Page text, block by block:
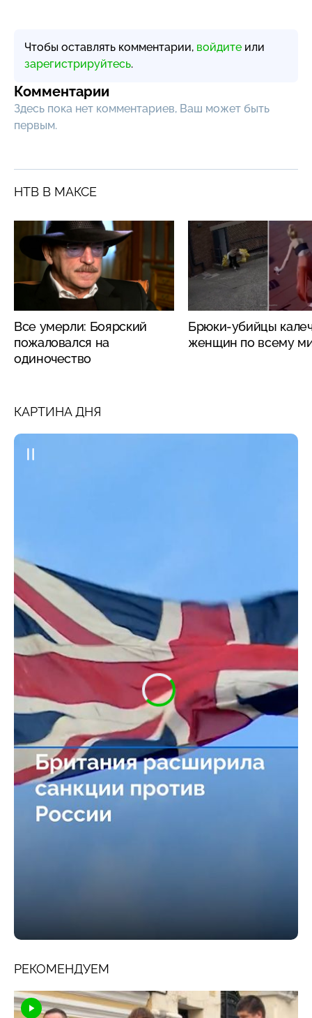
Чтобы оставлять комментарии, войдите или
зарегистрируйтесь.
Комментарии
Здесь пока нет комментариев, Ваш может быть
первым.
НТВ В МАКСЕ
Все умерли: Боярский
пожаловался на
одиночество
Брюки-убийцы
женщин по всему
КАРТИНА ДНЯ
РЕКОМЕНДУЕМ